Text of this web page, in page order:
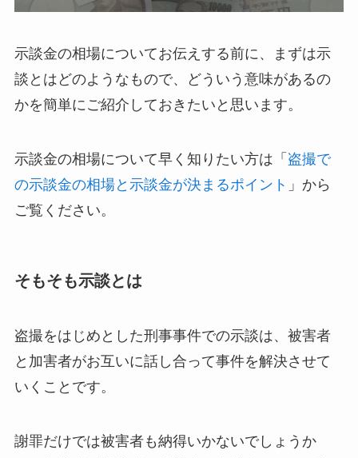
示談金の相場についてお伝えする前に、まずは示
談とはどのようなもので、どういう意味があるの
かを簡単にご紹介しておきたいと思います。
示談金の相場について早く知りたい方は「 盗撮で
の示談金の相場と示談金が決まるポイント 」から
ご覧ください。
そもそも示談とは
盗撮をはじめとした刑事事件での示談は、被害者
と加害者がお互いに話し合って事件を解決させて
いくことです。
謝罪だけでは被害者も納得いかないでしょうか